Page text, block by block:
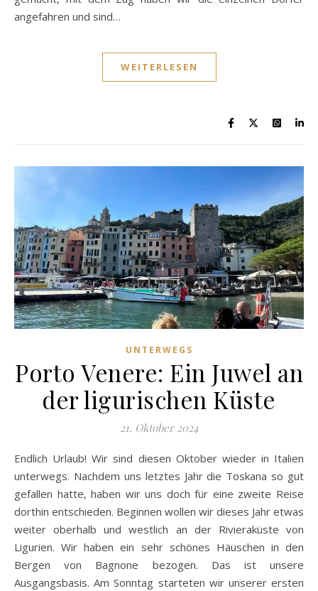
angefahren und sind…
WEITERLESEN
UNTERWEGS
Porto Venere: Ein Juwel an
der ligurischen Küste
21. Oktober 2024
Endlich Urlaub! Wir sind diesen Oktober wieder in Italien
unterwegs. Nachdem uns letztes Jahr die Toskana so gut
gefallen hatte, haben wir uns doch für eine zweite Reise
dorthin entschieden. Beginnen wollen wir dieses Jahr etwas
weiter oberhalb und westlich an der Rivieraküste von
Ligurien. Wir haben ein sehr schönes Häuschen in den
Bergen von Bagnone bezogen. Das ist unsere
Ausgangsbasis. Am Sonntag starteten wir unserer ersten